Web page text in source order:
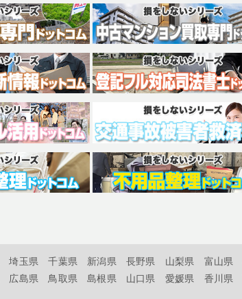
埼玉県 千葉県 新潟県 長野県 山梨県 富山県
広島県 鳥取県 島根県 山口県 愛媛県 香川県